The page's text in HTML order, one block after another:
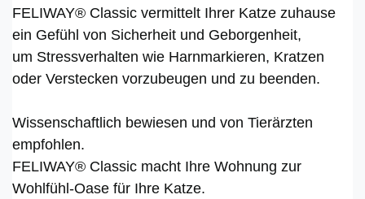
FELIWAY® Classic vermittelt Ihrer Katze zuhause
ein Gefühl von Sicherheit und Geborgenheit,
um Stressverhalten wie Harnmarkieren, Kratzen
oder Verstecken vorzubeugen und zu beenden.
Wissenschaftlich bewiesen und von Tierärzten
empfohlen.
FELIWAY® Classic macht Ihre Wohnung zur
Wohlfühl-Oase für Ihre Katze.